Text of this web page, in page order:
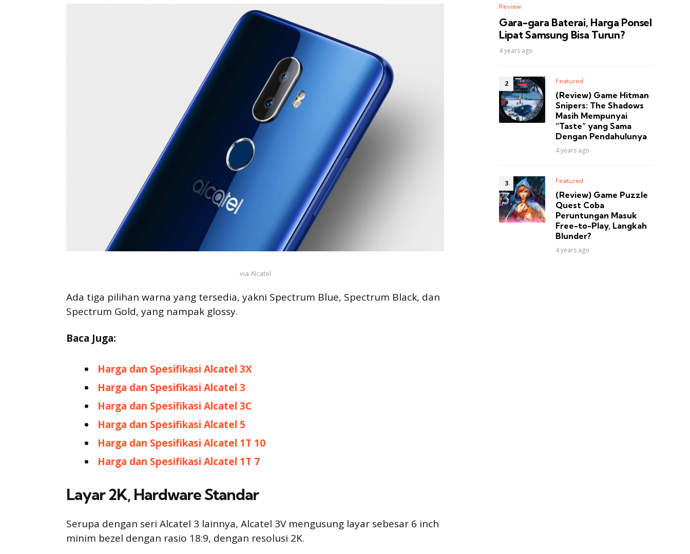
via Alcatel
Ada tiga pilihan warna yang tersedia, yakni Spectrum Blue, Spectrum Black, dan
Spectrum Gold, yang nampak glossy.
Baca Juga:
Harga dan Spesifikasi Alcatel 3X
Harga dan Spesifikasi Alcatel 3
Harga dan Spesifikasi Alcatel 3C
Harga dan Spesifikasi Alcatel 5
Harga dan Spesifikasi Alcatel 1T 10
Harga dan Spesifikasi Alcatel 1T 7
Layar 2K, Hardware Standar
Serupa dengan seri Alcatel 3 lainnya, Alcatel 3V mengusung layar sebesar 6 inch
minim bezel dengan rasio 18:9, dengan resolusi 2K.
Review
Gara-gara Baterai, Harga Ponsel
Lipat Samsung Bisa Turun?
4 years ago
Featured
(Review) Game Hitman
Snipers: The Shadows
Masih Mempunyai
“Taste” yang Sama
Dengan Pendahulunya
4 years ago
Featured
(Review) Game Puzzle
Quest Coba
Peruntungan Masuk
Free-to-Play, Langkah
Blunder?
4 years ago